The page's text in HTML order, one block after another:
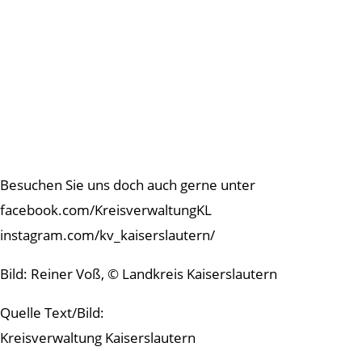
Besuchen Sie uns doch auch gerne unter
facebook.com/KreisverwaltungKL
instagram.com/kv_kaiserslautern/
Bild: Reiner Voß, © Landkreis Kaiserslautern
Quelle Text/Bild:
Kreisverwaltung Kaiserslautern